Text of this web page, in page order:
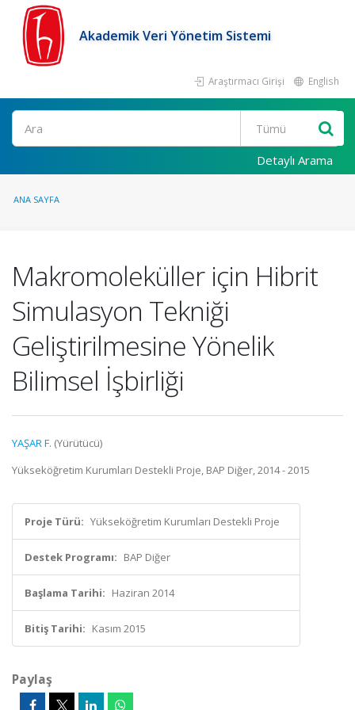
Akademik Veri Yönetim Sistemi
Araştırmacı Girişi English
Ara
Detaylı Arama
ANA SAYFA
Makromoleküller için Hibrit
Simulasyon Tekniği
Geliştirilmesine Yönelik
Bilimsel İşbirliği
YAŞAR F. (Yürütücü)
Yükseköğretim Kurumları Destekli Proje, BAP Diğer, 2014 - 2015
Proje Türü: Yükseköğretim Kurumları Destekli Proje
Destek Programı: BAP Diğer
Başlama Tarihi: Haziran 2014
Bitiş Tarihi: Kasım 2015
Paylaş